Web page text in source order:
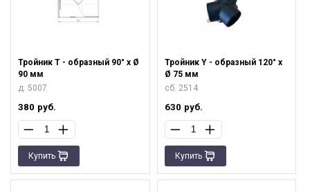
Тройник T - образный 90° х Ø
90 мм
д. 5007
380 руб.
Купить
Тройник Y - образный 120° х
Ø 75 мм
сб. 2514
630 руб.
Купить